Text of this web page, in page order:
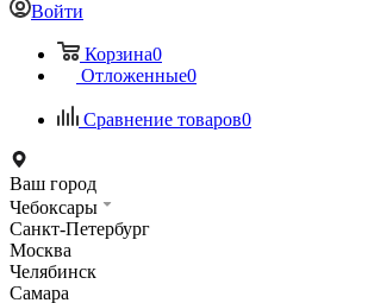
Войти
Корзина0
Отложенные0
Сравнение товаров0
Ваш город
Чебоксары
Санкт-Петербург
Москва
Челябинск
Самара